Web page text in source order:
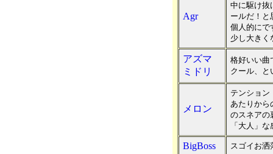
Agr
中に駆け抜
ールだ！と
個人的にで
少し大きく
アズマ
ミドリ
格好いい曲
クール、と
メロン
テンション
あたりから
のスネアの
「大人」
BigBoss スゴイお洒